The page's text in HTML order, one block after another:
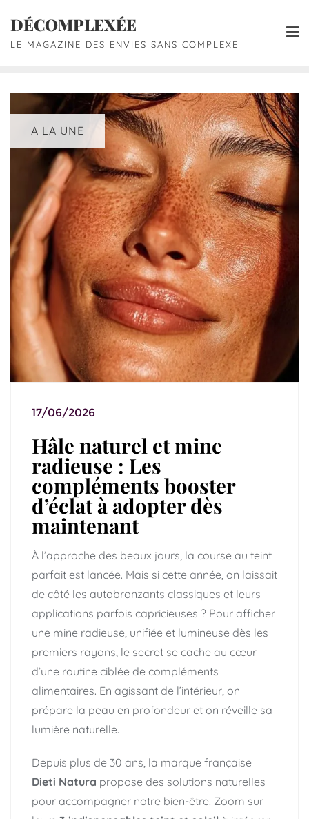
DÉCOMPLEXÉE
LE MAGAZINE DES ENVIES SANS COMPLEXE
A LA UNE
17/06/2026
Hâle naturel et mine
radieuse : Les
compléments booster
d’éclat à adopter dès
maintenant
À l’approche des beaux jours, la course au teint
parfait est lancée. Mais si cette année, on laissait
de côté les autobronzants classiques et leurs
applications parfois capricieuses ? Pour afficher
une mine radieuse, unifiée et lumineuse dès les
premiers rayons, le secret se cache au cœur
d’une routine ciblée de compléments
alimentaires. En agissant de l’intérieur, on
prépare la peau en profondeur et on réveille sa
lumière naturelle.
Depuis plus de 30 ans, la marque française
Dieti Natura propose des solutions naturelles
pour accompagner notre bien-être. Zoom sur